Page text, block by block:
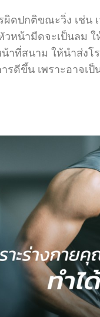
ดปกติขณะวิ่ง เช่น
วหน้ามืดจะเป็นลม
น้าที่สนาม ให้นำส่งโ
รดีขึ้น เพราะอาจเ